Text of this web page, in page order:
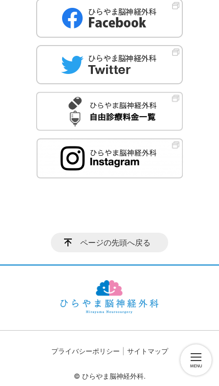
ページの先頭へ戻る
プライバシーポリシー サイトマップ
© ひらやま脳神経外科.